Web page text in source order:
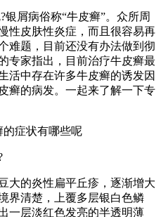
屑病俗称“牛皮癣”。众所周
性皮肤性炎症，而且很容易再
难题，目前还没有办法做到彻
专家指出，目前治疗牛皮癣最
活中存在许多牛皮癣的诱发因
癣的病发。一起来了解一下专
大的炎性扁平丘疹，逐渐增大
界清楚，上覆多层银白色鳞
一层淡红色发亮的半透明薄